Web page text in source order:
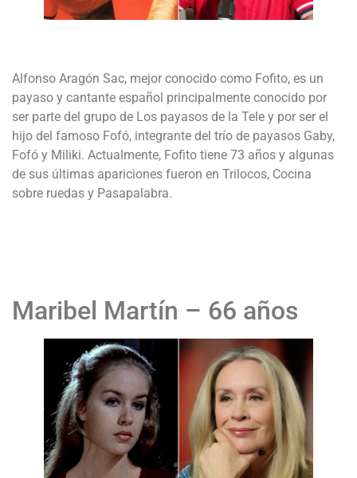
Alfonso Aragón Sac, mejor conocido como Fofito, es un
payaso y cantante español principalmente conocido por
ser parte del grupo de Los payasos de la Tele y por ser el
hijo del famoso Fofó, integrante del trío de payasos Gaby,
Fofó y Miliki. Actualmente, Fofito tiene 73 años y algunas
de sus últimas apariciones fueron en Trilocos, Cocina
sobre ruedas y Pasapalabra.
Maribel Martín – 66 años